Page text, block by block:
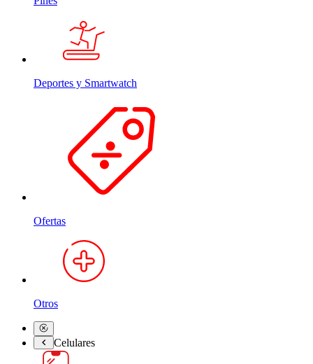
Deportes y Smartwatch
Ofertas
Otros
Celulares